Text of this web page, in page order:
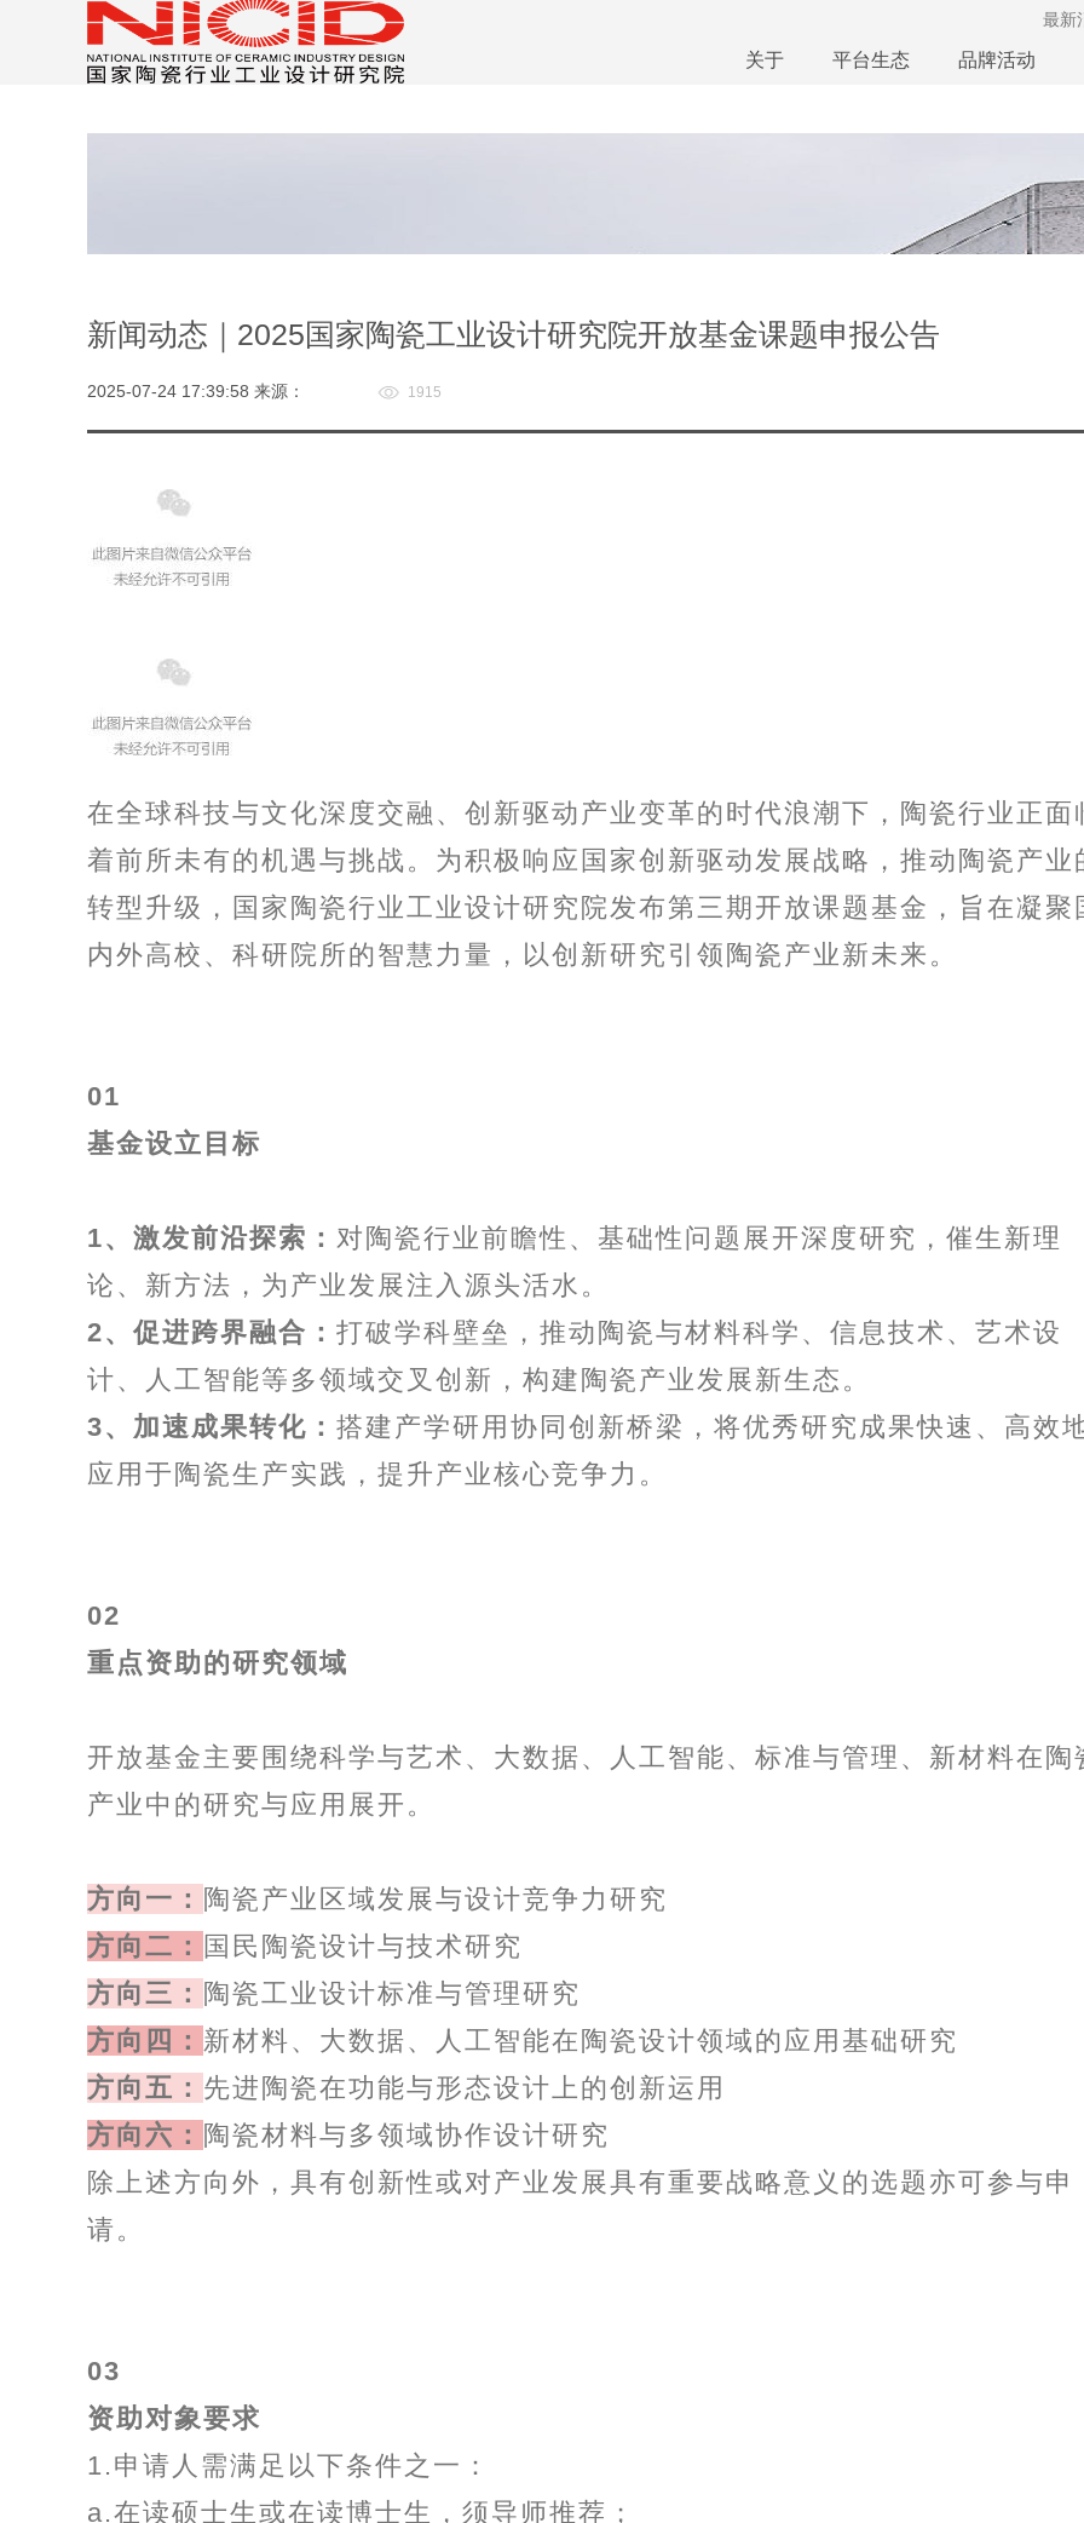
最新
关于 平台生态 品牌活动
新闻动态｜2025国家陶瓷工业设计研究院开放基金课题申报公告
2025-07-24 17:39:58 来源： 1915
在全球科技与文化深度交融、创新驱动产业变革的时代浪潮下，陶瓷行业正面
着前所未有的机遇与挑战。为积极响应国家创新驱动发展战略，推动陶瓷产业
转型升级，国家陶瓷行业工业设计研究院发布第三期开放课题基金，旨在凝聚
内外高校、科研院所的智慧力量，以创新研究引领陶瓷产业新未来。
01
基金设立目标
1、激发前沿探索： 对陶瓷行业前瞻性、基础性问题展开深度研究，催生新理
论、新方法，为产业发展注入源头活水。
2、促进跨界融合： 打破学科壁垒，推动陶瓷与材料科学、信息技术、艺术设
计、人工智能等多领域交叉创新，构建陶瓷产业发展新生态。
3、加速成果转化： 搭建产学研用协同创新桥梁，将优秀研究成果快速、高效
应用于陶瓷生产实践，提升产业核心竞争力。
02
重点资助的研究领域
开放基金主要围绕科学与艺术、大数据、人工智能、标准与管理、新材料在陶
产业中的研究与应用展开。
方向一： 陶瓷产业区域发展与设计竞争力研究
方向二： 国民陶瓷设计与技术研究
方向三： 陶瓷工业设计标准与管理研究
方向四： 新材料、大数据、人工智能在陶瓷设计领域的应用基础研究
方向五： 先进陶瓷在功能与形态设计上的创新运用
方向六： 陶瓷材料与多领域协作设计研究
除上述方向外，具有创新性或对产业发展具有重要战略意义的选题亦可参与申
请。
03
资助对象要求
1.申请人需满足以下条件之一：
a.在读硕士生或在读博士生，须导师推荐；